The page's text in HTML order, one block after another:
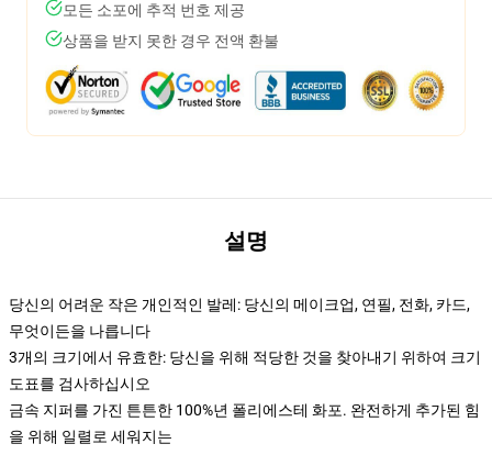
모든 소포에 추적 번호 제공
상품을 받지 못한 경우 전액 환불
설명
당신의 어려운 작은 개인적인 발레: 당신의 메이크업, 연필, 전화, 카드,
무엇이든을 나릅니다
3개의 크기에서 유효한: 당신을 위해 적당한 것을 찾아내기 위하여 크기
도표를 검사하십시오
금속 지퍼를 가진 튼튼한 100%년 폴리에스테 화포. 완전하게 추가된 힘
을 위해 일렬로 세워지는